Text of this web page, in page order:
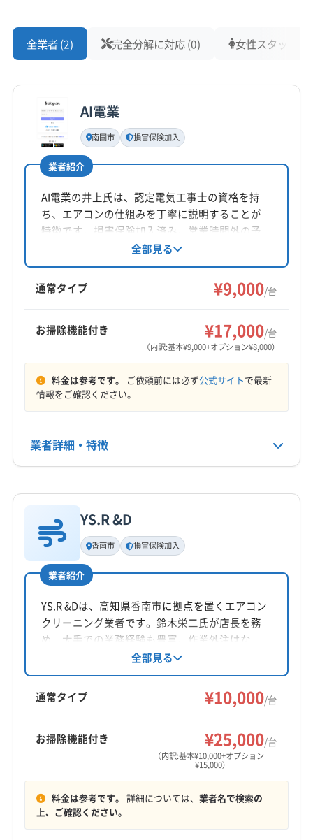
全業者 (2) 完全分解に対応 (0) 女性スタッフ在
AI電業
南国市 損害保険加入
業者紹介
AI電業の井上氏は、認定電気工事士の資格を持
ち、エアコンの仕組みを丁寧に説明することが
特徴です。損害保険加入済み。営業時間外の予
約も相談可能です。高知県南国市を中心に、エ
アコンクリーニングを通じて快適な生活空間づ
くりをサポートしています。
全部見る
通常タイプ ¥9,000/台
お掃除機能付き ¥17,000/台
（内訳:基本¥9,000+オプション¥8,000）
料金は参考です。 ご依頼前には必ず公式サイトで最新
情報をご確認ください。
業者詳細・特徴
基本情報
代表者名
井上
所在地
高知県南国市緑ケ丘1丁目401-2 県営住宅十市団地R1-
203
土佐市
南国市
安芸郡芸西村
もっと見る
8:00〜21:00
定休日
YS.R &D
香南市 損害保険加入
業者紹介
YS.R &Dは、高知県香南市に拠点を置くエアコン
クリーニング業者です。鈴木栄二氏が店長を務
め、大手での業務経験も豊富。作業外注はな
く、仕上がりに不満の場合は無料で追加対応し
ています。対応エリアは高知県全域。基本料金
10,000円/台で、お掃除機能付きは15,000円/台で
す。営業時間外や対応地域外でも相談可能で、
全部見る
通常タイプ ¥10,000/台
お掃除機能付き ¥25,000/台
（内訳:基本¥10,000+オプション
¥15,000）
料金は参考です。 詳細については、 業者名で検索の
上、ご確認ください。